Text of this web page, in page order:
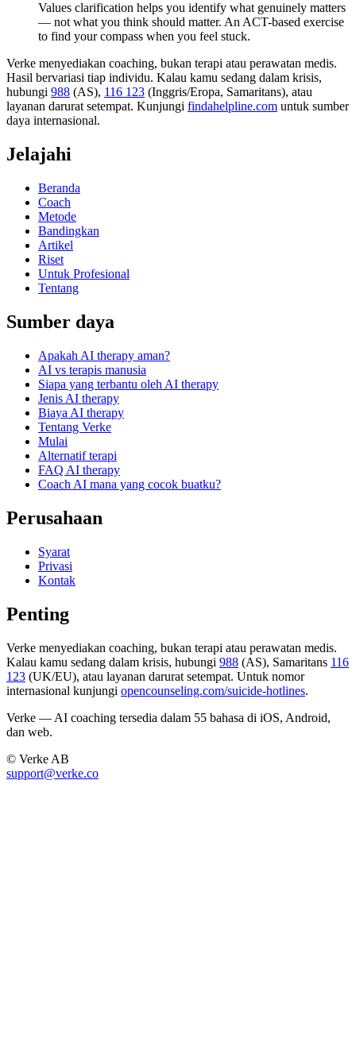
Values clarification helps you identify what genuinely matters
— not what you think should matter. An ACT-based exercise
to find your compass when you feel stuck.
Verke menyediakan coaching, bukan terapi atau perawatan medis.
Hasil bervariasi tiap individu. Kalau kamu sedang dalam krisis,
hubungi 988 (AS), 116 123 (Inggris/Eropa, Samaritans), atau
layanan darurat setempat. Kunjungi findahelpline.com untuk sumber
daya internasional.
Jelajahi
Beranda
Coach
Metode
Bandingkan
Artikel
Riset
Untuk Profesional
Tentang
Sumber daya
Apakah AI therapy aman?
AI vs terapis manusia
Siapa yang terbantu oleh AI therapy
Jenis AI therapy
Biaya AI therapy
Tentang Verke
Mulai
Alternatif terapi
FAQ AI therapy
Coach AI mana yang cocok buatku?
Perusahaan
Syarat
Privasi
Kontak
Penting
Verke menyediakan coaching, bukan terapi atau perawatan medis.
Kalau kamu sedang dalam krisis, hubungi 988 (AS), Samaritans 116
123 (UK/EU), atau layanan darurat setempat. Untuk nomor
internasional kunjungi opencounseling.com/suicide-hotlines.
Verke — AI coaching tersedia dalam 55 bahasa di iOS, Android,
dan web.
© Verke AB
support@verke.co